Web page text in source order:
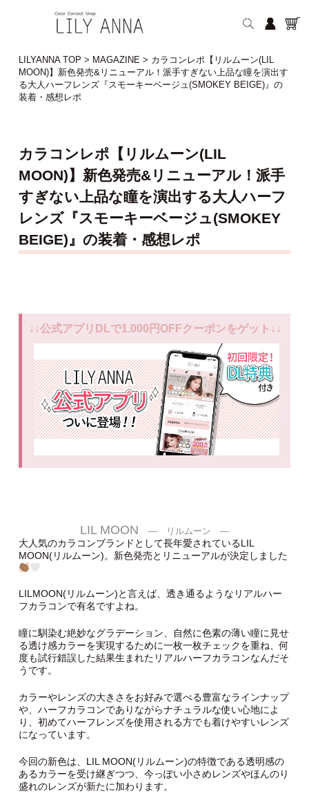
LILYANNA TOP > MAGAZINE> カラコンレポ【リルムーン(LIL
MOON)】新色発売&リニューアル！派手すぎない上品な瞳を演出す
る大人ハーフレンズ『スモーキーベージュ(SMOKEY BEIGE)』の
装着・感想レポ
カラコンレポ【リルムーン(LIL
MOON)】新色発売&リニューアル！派手
すぎない上品な瞳を演出する大人ハーフ
レンズ『スモーキーベージュ(SMOKEY
BEIGE)』の装着・感想レポ
↓↓公式アプリDLで1.000円OFFクーポンをゲット↓↓
LIL MOON ― リルムーン ―
大人気のカラコンブランドとして長年愛されているLIL
MOON(リルムーン)。新色発売とリニューアルが決定しました
LILMOON(リルムーン)と言えば、透き通るようなリアルハー
フカラコンで有名ですよね。
瞳に馴染む絶妙なグラデーション、自然に色素の薄い瞳に見せ
る透け感カラーを実現するために一枚一枚チェックを重ね、何
度も試行錯誤した結果生まれたリアルハーフカラコンなんだそ
うです。
カラーやレンズの大きさをお好みで選べる豊富なラインナップ
や、ハーフカラコンでありながらナチュラルな使い心地によ
り、初めてハーフレンズを使用される方でも着けやすいレンズ
になっています。
今回の新色は、LIL MOON(リルムーン)の特徴である透明感の
あるカラーを受け継ぎつつ、今っぽい小さめレンズやほんのり
盛れのレンズが新たに加わります。